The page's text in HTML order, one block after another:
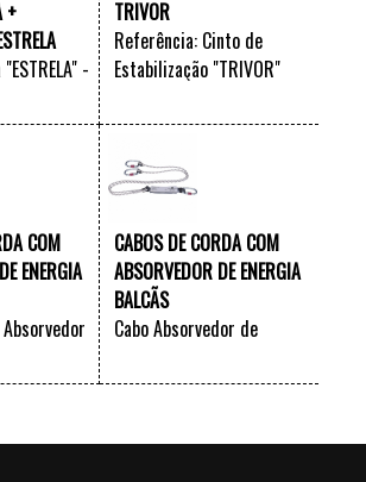
+
-
TRIVOR
Referência: Cinto de
Estabilização "TRIVOR"
COM
ENERGIA
1 corda ou
CABOS DE CORDA COM
ABSORVEDOR DE ENERGIA
BALCÃS
Cabo Absorvedor de
(disponível com 1 corda ou